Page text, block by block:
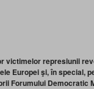
victimelor represiunii
Europei şi, în special,
Forumului Democratic